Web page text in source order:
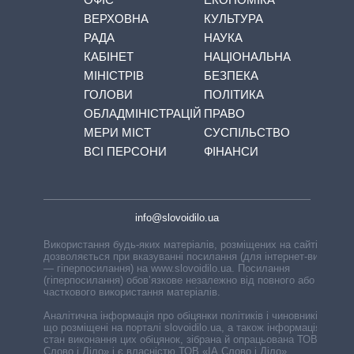
ВЕРХОВНА
РАДА
КАБІНЕТ
МІНІСТРІВ
ГОЛОВИ
ОБЛАДМІНІСТРАЦІЙ
МЕРИ МІСТ
ВСІ ПЕРСОНИ
КУЛЬТУРА
НАУКА
НАЦІОНАЛЬНА
БЕЗПЕКА
ПОЛІТИКА
ПРАВО
СУСПІЛЬСТВО
ФІНАНСИ
info@slovoidilo.ua
Використання будь-яких матеріалів, розміщених на сайті,
дозволяється при вказуванні посилання (для інтернет-видань
— гіперпосилання) на www.slovoidilo.ua. Посилання
(гіперпосилання) обов’язкове незалежно від повного або
часткового використання матеріалів.
Аналітична інформація про обіцянки політиків і чиновників,
що розміщені на порталі slovoidilo.ua, а також інформація про
стан виконання цих обіцянок, зібрана й опрацьована ТОВ «ІА
Слово і Діло» і є власністю ТОВ «ІА Слово і Діло».